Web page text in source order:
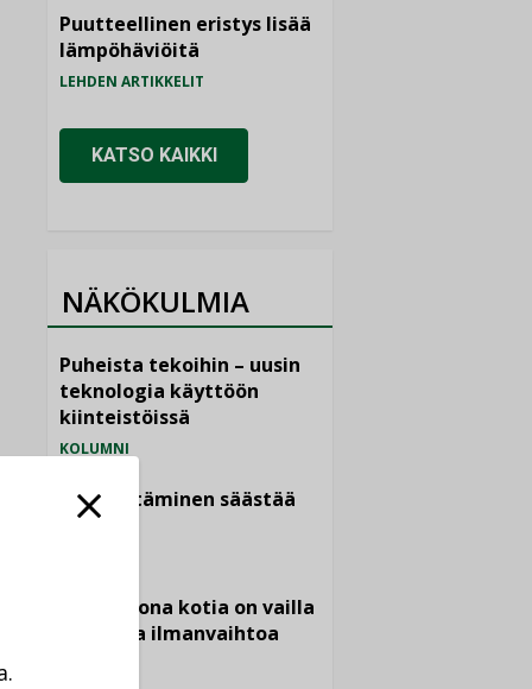
Puutteellinen eristys lisää
lämpöhäviöitä
LEHDEN ARTIKKELIT
KATSO KAIKKI
NÄKÖKULMIA
Puheista tekoihin – uusin
teknologia käyttöön
kiinteistöissä
KOLUMNI
Sähköistäminen säästää
euroja
Yli miljoona kotia on vailla
toimivaa ilmanvaihtoa